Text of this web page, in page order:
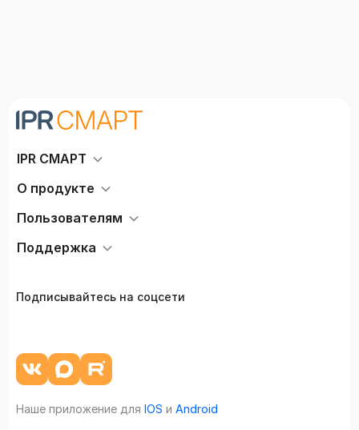
IPR СМАРТ
О продукте
Пользователям
Поддержка
Подписывайтесь на соцсети
Наше приложение для IOS и Android